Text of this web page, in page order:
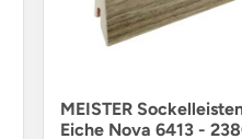
MEISTER
Eiche Nova 6413 -